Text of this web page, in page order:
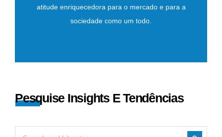
atitude enriquecedora para o mercado e para a
sociedade como um todo.
Pesquise Insights E Tendências